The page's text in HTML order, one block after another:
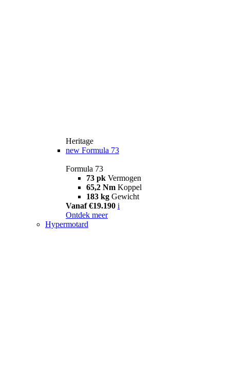
Heritage
new Formula 73
Formula 73
73 pk Vermogen
65,2 Nm Koppel
183 kg Gewicht
Vanaf €19.190 i
Ontdek meer
Hypermotard